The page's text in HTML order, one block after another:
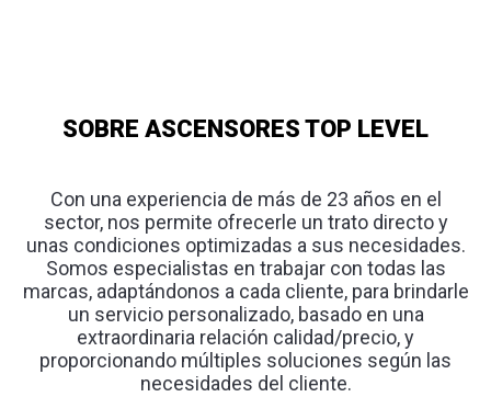
SOBRE ASCENSORES TOP LEVEL
Con una experiencia de más de 23 años en el
sector, nos permite ofrecerle un trato directo y
unas condiciones optimizadas a sus necesidades.
Somos especialistas en trabajar con todas las
marcas, adaptándonos a cada cliente, para brindarle
un servicio personalizado, basado en una
extraordinaria relación calidad/precio, y
proporcionando múltiples soluciones según las
necesidades del cliente.